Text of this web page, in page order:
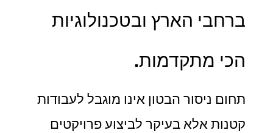
ברחבי הארץ ובטכנולוגיות
הכי מתקדמות.
תחום ניסור הבטון אינו מוגבל לעבודות
קטנות אלא בעיקר לביצוע פרויקטים